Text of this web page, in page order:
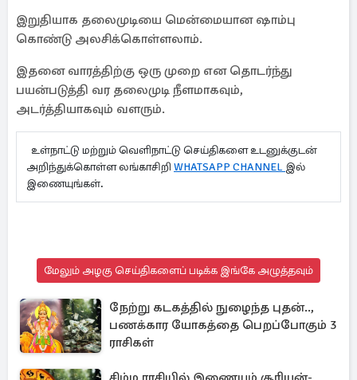
இறுதியாக தலைமுடியை மென்மையான ஷாம்பு
கொண்டு அலசிக்கொள்ளலாம்.
இதனை வாரத்திற்கு ஒரு முறை என தொடர்ந்து
பயன்படுத்தி வர தலைமுடி நீளமாகவும்,
அடர்த்தியாகவும் வளரும்.
உள்நாட்டு மற்றும் வெளிநாட்டு செய்திகளை உடனுக்குடன்
அறிந்துக்கொள்ள லங்காசிறி WHATSAPP CHANNEL இல்
இணையுங்கள்.
மேலும் அழகு செய்திகளைப் படிக்க இங்கே அழுத்தவும்
நேற்று கடகத்தில் நுழைந்த புதன்..,
பணக்கார யோகத்தை பெறப்போகும் 3
ராசிகள்